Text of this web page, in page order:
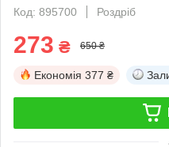
Код: 895700
Роздріб
273 ₴ 650 ₴
Економія 377 ₴